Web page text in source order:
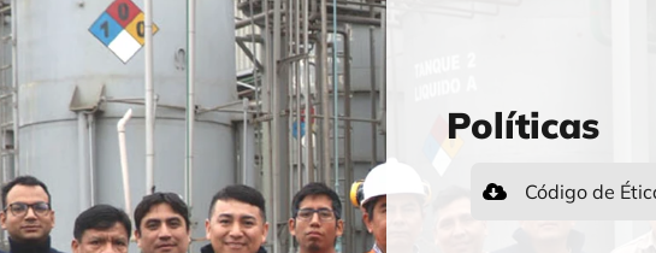
Políticas
Código de